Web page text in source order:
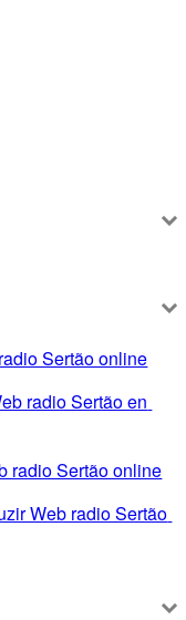
Sertão online
radio Sertão en
radio Sertão online
Web radio Sertão